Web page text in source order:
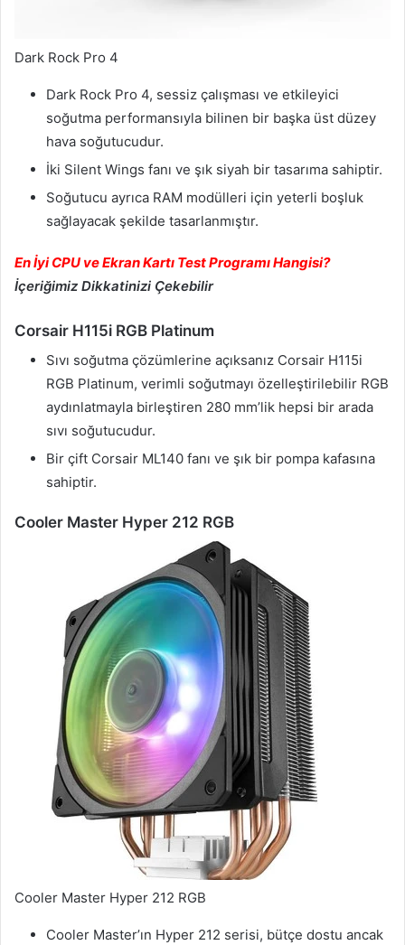
Dark Rock Pro 4
Dark Rock Pro 4, sessiz çalışması ve etkileyici
soğutma performansıyla bilinen bir başka üst düzey
hava soğutucudur.
İki Silent Wings fanı ve şık siyah bir tasarıma sahiptir.
Soğutucu ayrıca RAM modülleri için yeterli boşluk
sağlayacak şekilde tasarlanmıştır.
En İyi CPU ve Ekran Kartı Test Programı Hangisi?
İçeriğimiz Dikkatinizi Çekebilir
Corsair H115i RGB Platinum
Sıvı soğutma çözümlerine açıksanız Corsair H115i
RGB Platinum, verimli soğutmayı özelleştirilebilir RGB
aydınlatmayla birleştiren 280 mm’lik hepsi bir arada
sıvı soğutucudur.
Bir çift Corsair ML140 fanı ve şık bir pompa kafasına
sahiptir.
Cooler Master Hyper 212 RGB
Cooler Master Hyper 212 RGB
Cooler Master’ın Hyper 212 serisi, bütçe dostu ancak